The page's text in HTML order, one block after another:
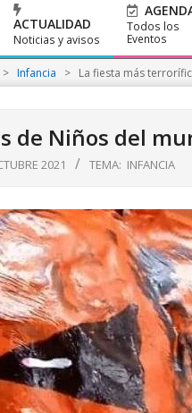
ACTUALIDAD
Noticias y avisos
Todos los
Eventos
> Infancia > La fiesta más
de Niños del
2021 TEMA: INFANCIA